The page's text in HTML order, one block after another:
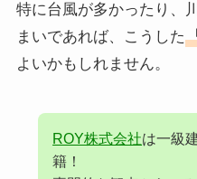
特に台風が多かったり、
まいであれば、こうした
よいかもしれません。
ROY株式会社は一級
籍！